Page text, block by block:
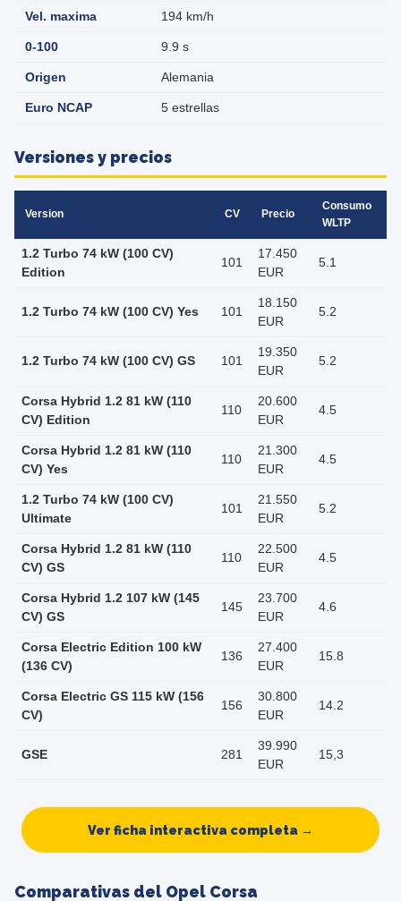
Vel. maxima 194 km/h
0-100 9.9 s
Origen Alemania
Euro NCAP 5 estrellas
Versiones y precios
Version CV Precio
Consumo
WLTP
1.2 Turbo 74 kW (100 CV)
Edition
101
17.450
EUR
5.1
1.2 Turbo 74 kW (100 CV) Yes 101
18.150
EUR
5.2
1.2 Turbo 74 kW (100 CV) GS 101
19.350
EUR
5.2
Corsa Hybrid 1.2 81 kW (110
CV) Edition
110
20.600
EUR
4.5
Corsa Hybrid 1.2 81 kW (110
CV) Yes
110
21.300
EUR
4.5
1.2 Turbo 74 kW (100 CV)
Ultimate
101
21.550
EUR
5.2
Corsa Hybrid 1.2 81 kW (110
CV) GS
110
22.500
EUR
4.5
Corsa Hybrid 1.2 107 kW (145
CV) GS
145
23.700
EUR
4.6
Corsa Electric Edition 100 kW
(136 CV)
136
27.400
EUR
15.8
Corsa Electric GS 115 kW (156
CV)
156
30.800
EUR
14.2
GSE 281
39.990
EUR
15,3
Ver ficha interactiva completa →
Comparativas del Opel Corsa